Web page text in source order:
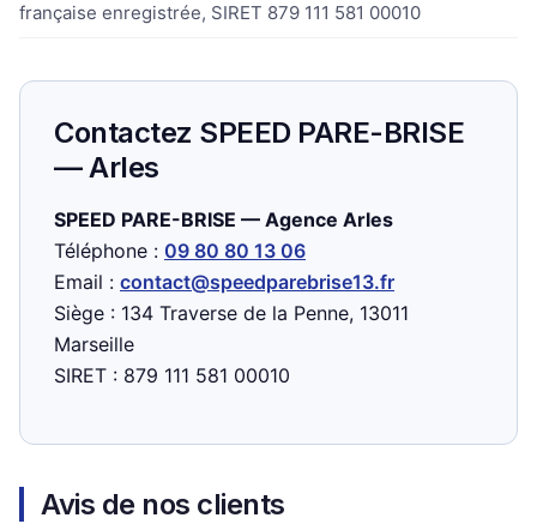
française enregistrée, SIRET 879 111 581 00010
Contactez SPEED PARE-BRISE
— Arles
SPEED PARE-BRISE — Agence Arles
Téléphone : 09 80 80 13 06
Email : contact@speedparebrise13.fr
Siège : 134 Traverse de la Penne, 13011
Marseille
SIRET : 879 111 581 00010
Avis de nos clients